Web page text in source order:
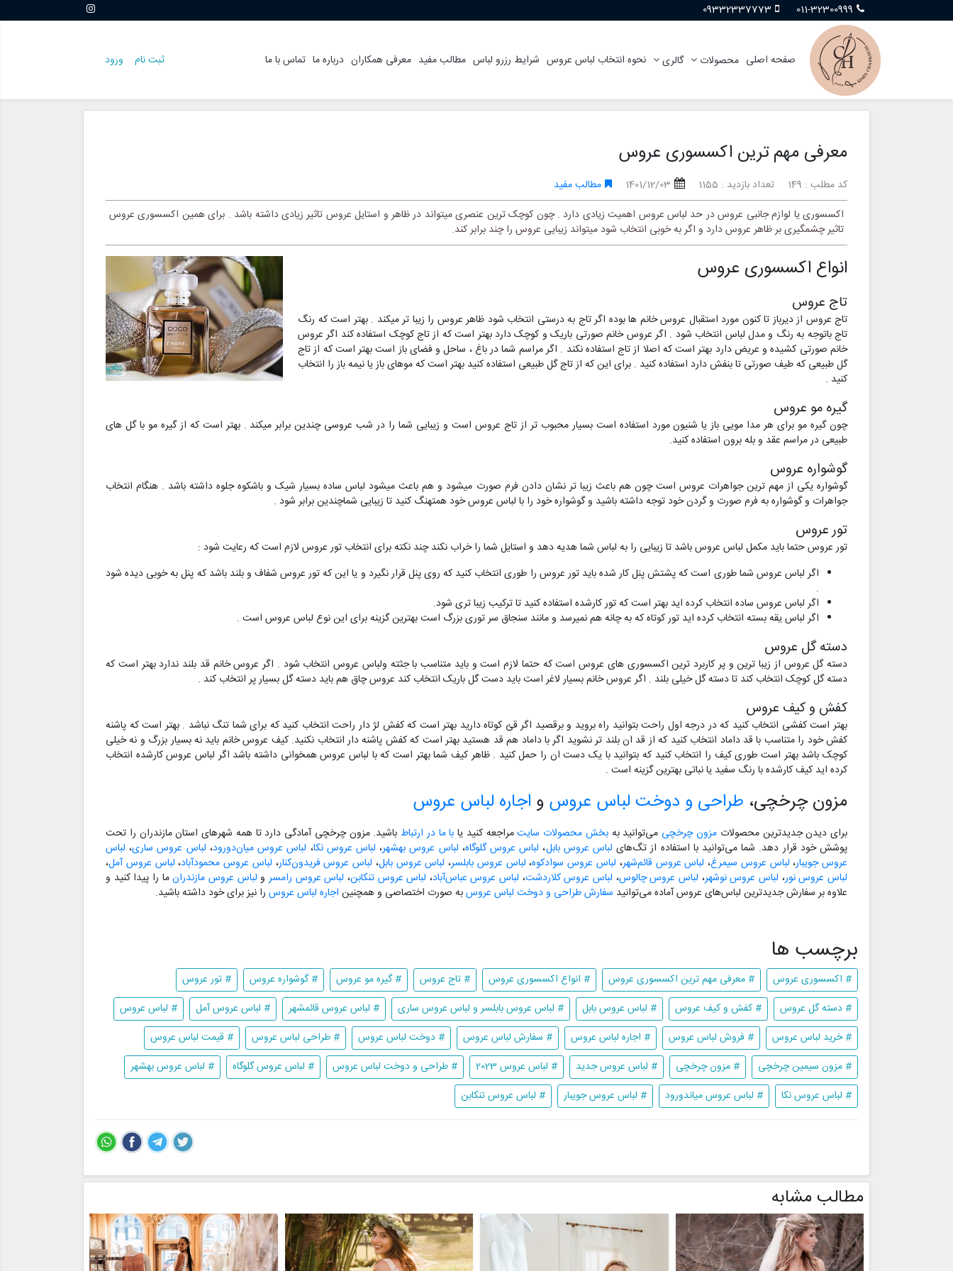
011-32300999
09332337773
ثبت نام ورود صفحه اصلی محصولات گالری نحوه انتخاب لباس عروس شرایط رزرو لباس مطالب مفید معرفی همکاران درباره ما تماس با ما
معرفی مهم ترین اکسسوری عروس
کد مطلب : 149 تعداد بازدید : 1155 1401/12/03
مطالب مفید
اکسسوری یا لوازم جانبی عروس در حد لباس عروس اهمیت زیادی دارد . چون کوچک ترین عنصری میتواند در ظاهر و استایل عروس تاثیر زیادی داشته باشد . برای همین اکسسوری عروس
تاثیر چشمگیری بر ظاهر عروس دارد و اگر به خوبی انتخاب شود میتواند زیبایی عروس را چند برابر کند.
انواع اکسسوری عروس
تاج عروس
تاج عروس از دیرباز تا کنون مورد استقبال عروس خانم ها بوده اگر تاج به درستی انتخاب شود ظاهر عروس را زیبا تر میکند . بهتر است که رنگ
تاج باتوجه به رنگ و مدل لباس انتخاب شود . اگر عروس خانم صورتی باریک و کوچک دارد بهتر است که از تاج کوچک استفاده کند اگر عروس
خانم صورتی کشیده و عریض دارد بهتر است که اصلا از تاج استفاده نکند . اگر مراسم شما در باغ ، ساحل و فضای باز است بهتر است که از تاج
گل طبیعی که طیف صورتی تا بنفش دارد استفاده کنید . برای این که از تاج گل طبیعی استفاده کنید بهتر است که موهای باز یا نیمه باز را انتخاب
کنید .
گیره مو عروس
چون گیره مو برای هر مدا مویی باز یا شنیون مورد استفاده است بسیار محبوب تر از تاج عروس است و زیبایی شما را در شب عروسی چندین برابر میکند . بهتر است که از گیره مو با گل های
طبیعی در مراسم عقد و بله برون استفاده کنید.
گوشواره عروس
گوشواره یکی از مهم ترین جواهرات عروس است چون هم باعث زیبا تر نشان دادن فرم صورت میشود و هم باعث میشود لباس ساده بسیار شیک و باشکوه جلوه داشته باشد . هنگام انتخاب
جواهرات و گوشواره به فرم صورت و گردن خود توجه داشته باشید و گوشواره خود را با لباس عروس خود همتهنگ کنید تا زیبایی شماچندین برابر شود .
تور عروس
تور عروس حتما باید مکمل لباس عروس باشد تا زیبایی را به لباس شما هدیه دهد و استایل شما را خراب نکند چند نکته برای انتخاب تور عروس لازم است که رعایت شود :
اگر لباس عروس شما طوری است که پشتش پنل کار شده باید تور عروس را طوری انتخاب کنید که روی پنل قرار نگیرد و یا این که تور عروس شفاف و بلند باشد که پنل به خوبی دیده شود
.
اگر لباس عروس ساده انتخاب کرده اید بهتر است که تور کارشده استفاده کنید تا ترکیب زیبا تری شود.
اگر لباس یقه بسته انتخاب کرده اید تور کوتاه که به چانه هم نمیرسد و مانند سنجاق سر توری بزرگ است بهترین گزینه برای این نوع لباس عروس است .
دسته گل عروس
دسته گل عروس از زیبا ترین و پر کاربرد ترین اکسسوری های عروس است که حتما لازم است و باید متناسب با جثته ولباس عروس انتخاب شود . اگر عروس خانم قد بلند ندارد بهتر است که
دسته گل کوچک انتخاب کند تا دسته گل خیلی بلند . اگر عروس خانم بسیار لاغر است باید دست گل باریک انتخاب کند عروس چاق هم باید دسته گل بسیار پر انتخاب کند .
کفش و کیف عروس
بهتر است کفشی انتخاب کنید که در درجه اول راحت بتوانید راه بروید و برقصید اگر قئ کوتاه دارید بهتر است که کفش لژ دار راحت انتخاب کنید که برای شما تنگ نباشد . بهتر است که پاشنه
کفش خود را متناسب با قد داماد انتخاب کنید که از قد ان بلند تر نشوید اگر با داماد هم قد هستید بهتر است که کفش پاشنه دار انتخاب نکنید. کیف عروس خانم باید نه بسیار بزرگ و نه خیلی
کوچک باشد بهتر است طوری کیف را انتخاب کنید که بتوانید با یک دست ان را حمل کنید . ظاهر کیف شما بهتر است که با لباس عروس همخوانی داشته باشد اگر لباس عروس کارشده انتخاب
کرده اید کیف کارشده با رنگ سفید یا نباتی بهترین گزینه است .
مزون چرخچی، طراحی و دوخت لباس عروس و اجاره لباس عروس
برای دیدن جدیدترین محصولات مزون چرخچی می‌توانید بهبخش محصولات سایتمراجعه کنید یا با ما در ارتباط باشید. مزون چرخچی آمادگی دارد تا همه شهرهای استان مازندران را تحت
پوشش خود قرار دهد. شما می‌توانید با استفاده از تگ‌های لباس عروس بابل، لباس عروس گلوگاه، لباس عروس بهشهر، لباس عروس نکا، لباس عروس میان‌دورود، لباس عروس ساری، لباس
عروس جویبار، لباس عروس سیمرغ، لباس عروس قائم‌شهر، لباس عروس سوادکوه، لباس عروس بابلسر، لباس عروس بابل، لباس عروس فریدون‌کنار، لباس عروس محمودآباد، لباس عروس آمل،
لباس عروس نور، لباس عروس نوشهر، لباس عروس چالوس، لباس عروس کلاردشت، لباس عروس عباس‌آباد، لباس عروس تنکابن، لباس عروس رامسرو لباس عروس مازندرانما را پیدا کنید و
علاوه بر سفارش جدیدترین لباس‌های عروس آماده می‌توانید سفارش طراحی و دوخت لباس عروسبه صورت اختصاصی و همچنین اجاره لباس عروس را نیز برای خود داشته باشید.
برچسب ها
# اکسسوری عروس # معرفی مهم ترین اکسسوری عروس # انواع اکسسوری عروس # تاج عروس # گیره مو عروس # گوشواره عروس
# تور عروس
# دسته گل عروس
# کفش و کیف عروس # لباس عروس بابل # لباس عروس بابلسر و لباس عروس ساری # لباس عروس قائمشهر # لباس عروس آمل
# لباس عروس
# خرید لباس عروس
# فروش لباس عروس # اجاره لباس عروس # سفارش لباس عروس # دوخت لباس عروس # طراحی لباس عروس
# قیمت لباس عروس
# مزون سیمین چرخچی
# مزون چرخچی # لباس عروس جدید # لباس عروس 2023 # طراحی و دوخت لباس عروس # لباس عروس گلوگاه
# لباس عروس بهشهر
# لباس عروس نکا
# لباس عروس میاندورود # لباس عروس جویبار # لباس عروس تنکابن
مطالب مشابه